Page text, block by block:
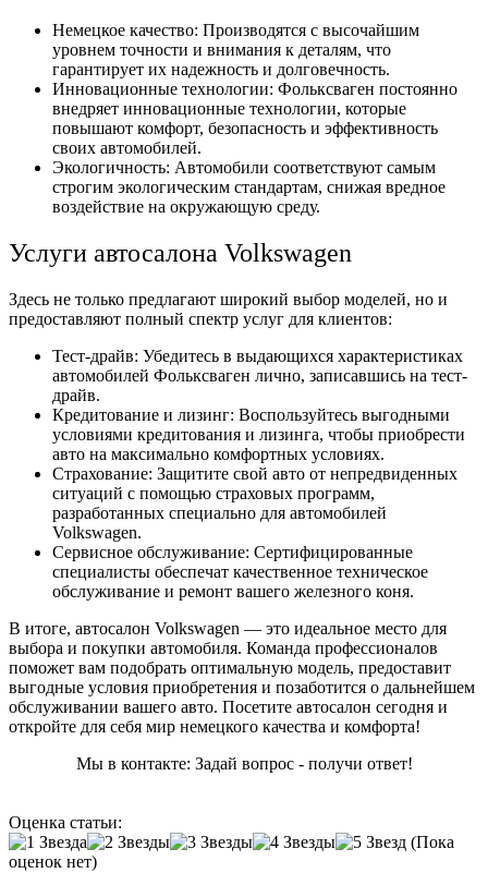
Немецкое качество: Производятся с высочайшим
уровнем точности и внимания к деталям, что
гарантирует их надежность и долговечность.
Инновационные технологии: Фольксваген постоянно
внедряет инновационные технологии, которые
повышают комфорт, безопасность и эффективность
своих автомобилей.
Экологичность: Автомобили соответствуют самым
строгим экологическим стандартам, снижая вредное
воздействие на окружающую среду.
Услуги автосалона Volkswagen
Здесь не только предлагают широкий выбор моделей, но и
предоставляют полный спектр услуг для клиентов:
Тест-драйв: Убедитесь в выдающихся характеристиках
автомобилей Фольксваген лично, записавшись на тест-
драйв.
Кредитование и лизинг: Воспользуйтесь выгодными
условиями кредитования и лизинга, чтобы приобрести
авто на максимально комфортных условиях.
Страхование: Защитите свой авто от непредвиденных
ситуаций с помощью страховых программ,
разработанных специально для автомобилей
Volkswagen.
Сервисное обслуживание: Сертифицированные
специалисты обеспечат качественное техническое
обслуживание и ремонт вашего железного коня.
В итоге, автосалон Volkswagen — это идеальное место для
выбора и покупки автомобиля. Команда профессионалов
поможет вам подобрать оптимальную модель, предоставит
выгодные условия приобретения и позаботится о дальнейшем
обслуживании вашего авто. Посетите автосалон сегодня и
откройте для себя мир немецкого качества и комфорта!
Мы в контакте: Задай вопрос - получи ответ!
Оценка статьи:
(Пока
оценок нет)